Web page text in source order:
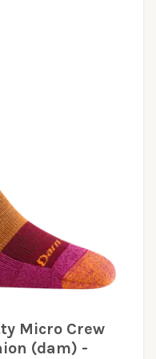
Micro Crew
(dam) -